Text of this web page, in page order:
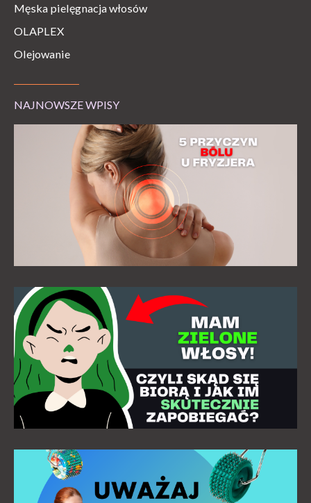
Męska pielęgnacja włosów
OLAPLEX
Olejowanie
NAJNOWSZE WPISY